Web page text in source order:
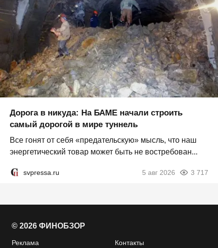
Дорога в никуда: На БАМЕ начали строить
самый дорогой в мире туннель
Все гонят от себя «предательскую» мысль, что наш
энергетический товар может быть не востребован...
svpressa.ru 5 авг 2026 3 717
© 2026 ФИНОБЗОР
Реклама Контакты